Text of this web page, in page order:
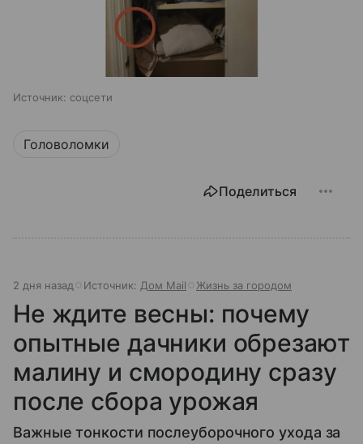
Источник: соцсети
Головоломки
Поделиться
2 дня назад Источник: Дом Mail Жизнь за городом
Не ждите весны: почему
опытные дачники обрезают
малину и смородину сразу
после сбора урожая
Важные тонкости послеуборочного ухода за